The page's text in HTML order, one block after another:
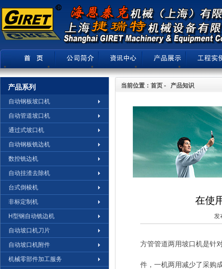
产品系列
自动钢板坡口机
自动管道坡口机
通过式坡口机
自动钢板铣边机
数控铣边机
自动挂渣去除机
台式倒棱机
非标定制机
H型钢自动铣边机
自动坡口机刀片
自动坡口机附件
机械零部件加工服务
当前位置：首页 - 产品知识
在使
发
方管管道两用坡口机是针
件，一机两用减少了采购